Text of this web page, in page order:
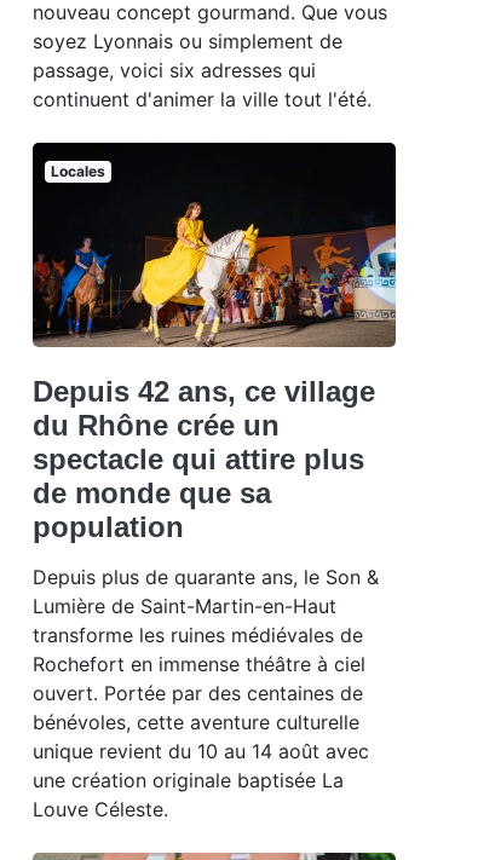
nouveau concept gourmand. Que vous
soyez Lyonnais ou simplement de
passage, voici six adresses qui
continuent d'animer la ville tout l'été.
Locales
Depuis 42 ans, ce village
du Rhône crée un
spectacle qui attire plus
de monde que sa
population
Depuis plus de quarante ans, le Son &
Lumière de Saint-Martin-en-Haut
transforme les ruines médiévales de
Rochefort en immense théâtre à ciel
ouvert. Portée par des centaines de
bénévoles, cette aventure culturelle
unique revient du 10 au 14 août avec
une création originale baptisée La
Louve Céleste.